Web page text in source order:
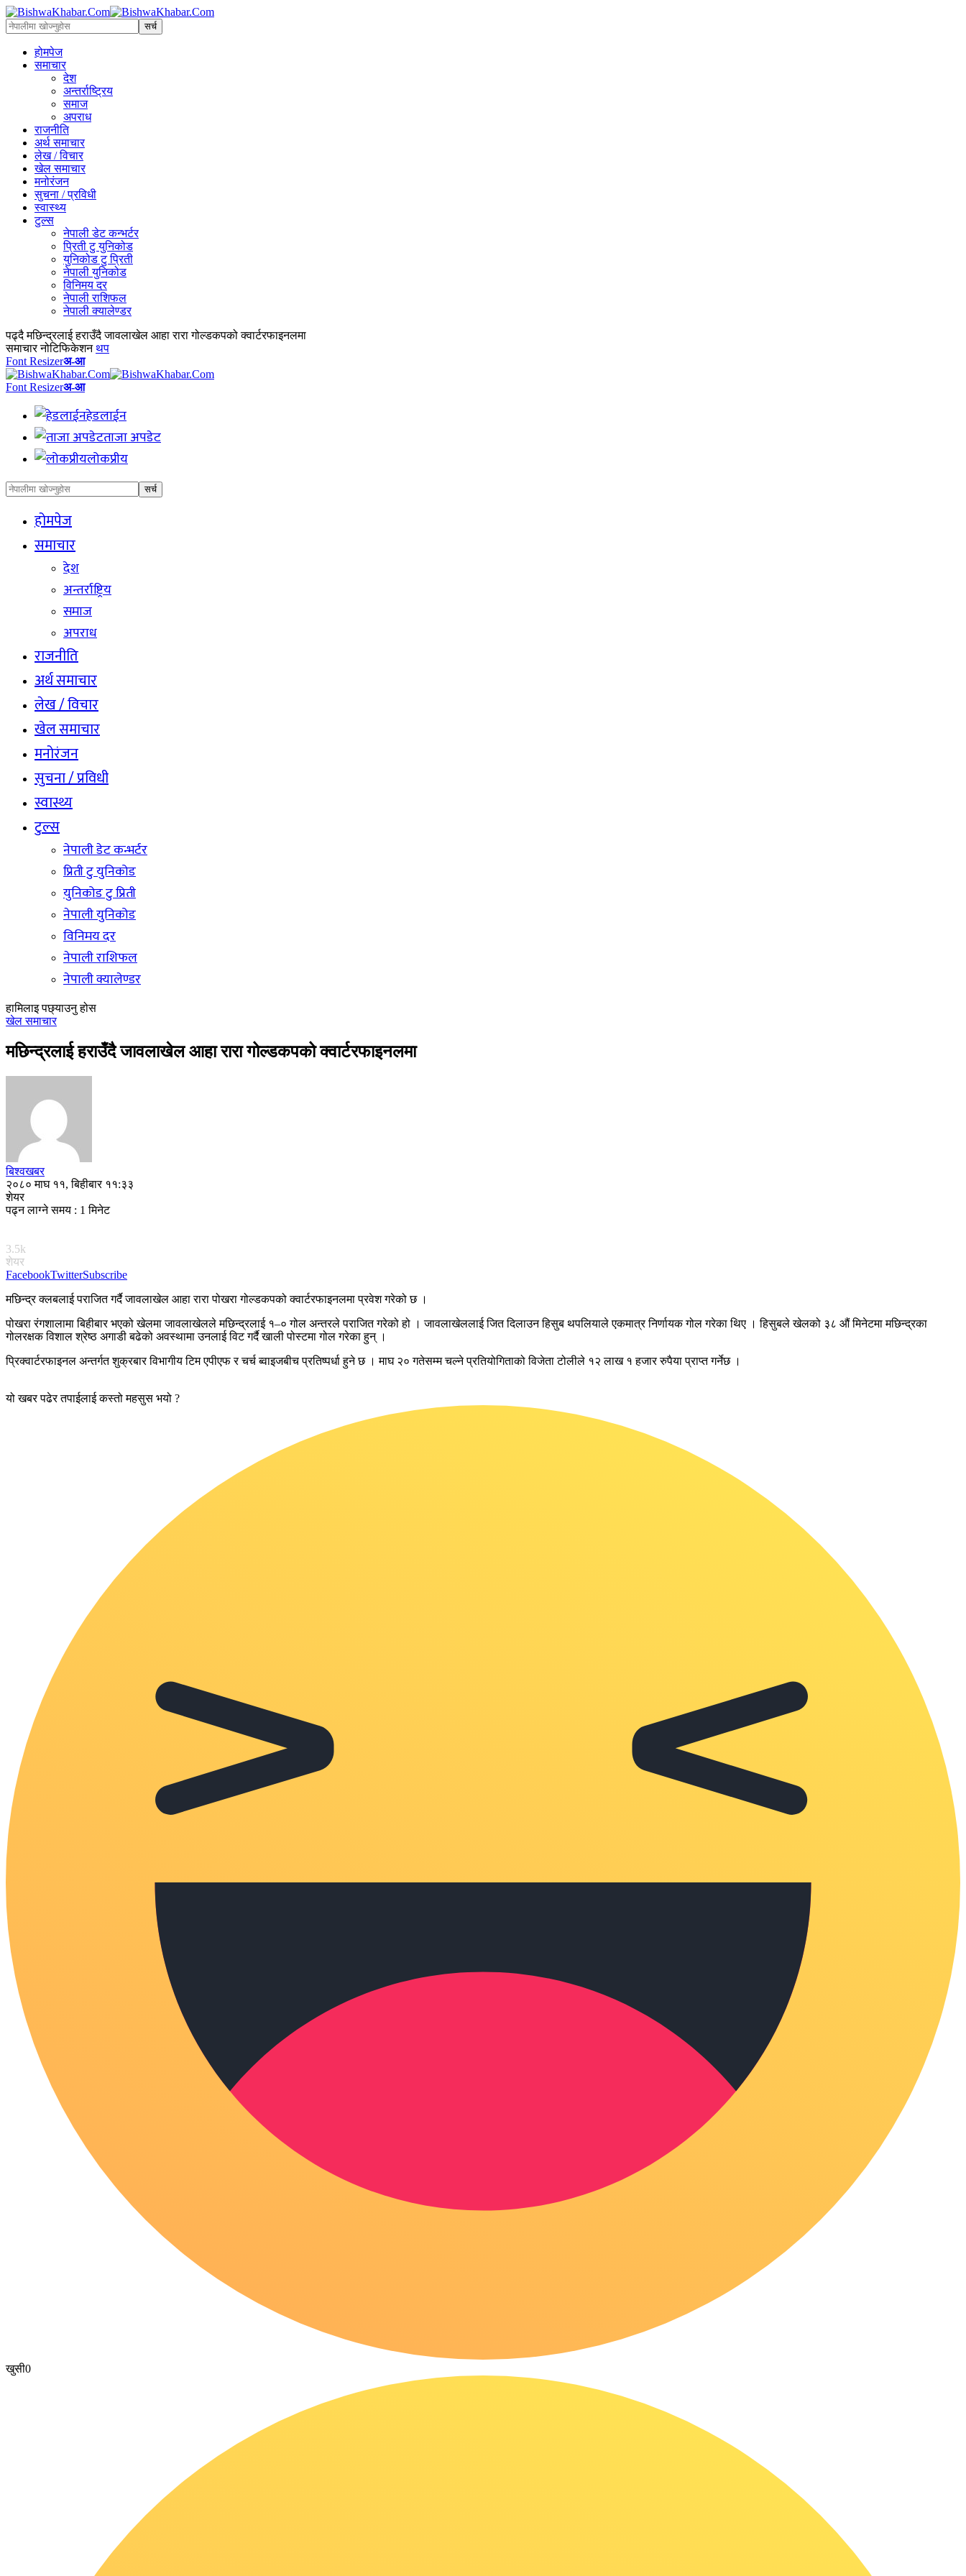
होमपेज
समाचार
देश
अन्तर्राष्ट्रिय
समाज
अपराध
राजनीति
अर्थ समाचार
लेख / विचार
खेल समाचार
मनोरंजन
सुचना / प्रविधी
स्वास्थ्य
टुल्स
नेपाली डेट कन्भर्टर
प्रिती टु युनिकोड
युनिकोड टु प्रिती
नेपाली युनिकोड
विनिमय दर
नेपाली राशिफल
नेपाली क्यालेण्डर
पढ्दै मछिन्द्रलाई हराउँदै जावलाखेल आहा रारा गोल्डकपको क्वार्टरफाइनलमा
समाचार नोटिफिकेशन थप
Font Resizerअ-आ
Font Resizerअ-आ
हेडलाईन
ताजा अपडेट
लोकप्रीय
होमपेज
समाचार
देश
अन्तर्राष्ट्रिय
समाज
अपराध
राजनीति
अर्थ समाचार
लेख / विचार
खेल समाचार
मनोरंजन
सुचना / प्रविधी
स्वास्थ्य
टुल्स
नेपाली डेट कन्भर्टर
प्रिती टु युनिकोड
युनिकोड टु प्रिती
नेपाली युनिकोड
विनिमय दर
नेपाली राशिफल
नेपाली क्यालेण्डर
हामिलाइ पछ्याउनु होस
खेल समाचार
मछिन्द्रलाई हराउँदै जावलाखेल आहा रारा गोल्डकपको क्वार्टरफाइनलमा
बिश्वखबर
२०८० माघ ११, बिहीबार ११:३३
शेयर
पढ्न लाग्ने समय : 1 मिनेट
3.5k
शेयर
FacebookTwitterSubscribe
मछिन्द्र क्लबलाई पराजित गर्दै जावलाखेल आहा रारा पोखरा गोल्डकपको क्वार्टरफाइनलमा प्रवेश गरेको छ ।
पोखरा रंगशालामा बिहीबार भएको खेलमा जावलाखेलले मछिन्द्रलाई १–० गोल अन्तरले पराजित गरेको हो । जावलाखेललाई जित दिलाउन हिसुब थपलियाले एकमात्र निर्णायक गोल गरेका थिए । हिसुबले खेलको ३८ औं मिनेटमा मछिन्द्रका
गोलरक्षक विशाल श्रेष्ठ अगाडी बढेको अवस्थामा उनलाई विट गर्दै खाली पोस्टमा गोल गरेका हुन् ।
प्रिक्वार्टरफाइनल अन्तर्गत शुक्रबार विभागीय टिम एपीएफ र चर्च ब्वाइजबीच प्रतिष्पर्धा हुने छ । माघ २० गतेसम्म चल्ने प्रतियोगिताको विजेता टोलीले १२ लाख १ हजार रुपैया प्राप्त गर्नेछ ।
यो खबर पढेर तपाईलाई कस्तो महसुस भयो ?
खुसी0